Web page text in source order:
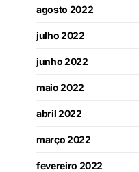
agosto 2022
julho 2022
junho 2022
maio 2022
abril 2022
março 2022
fevereiro 2022